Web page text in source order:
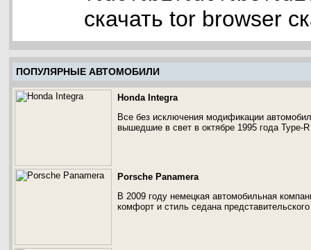
скачать tor browser
ПОПУЛЯРНЫЕ АВТОМОБИЛИ
Honda Integra
Все без исключения модификации
вышедшие в свет в октябре 1995 года Type-
Porsche Panamera
В 2009 году немецкая автомобильная
комфорт и стиль седана